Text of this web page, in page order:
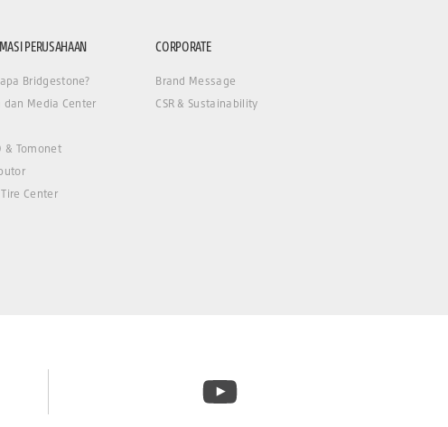
PERUSAHAAN
Bridgestone?
dan Media Center
& Tomonet
Center
CORPORATE
Brand Message
CSR & Sustainability